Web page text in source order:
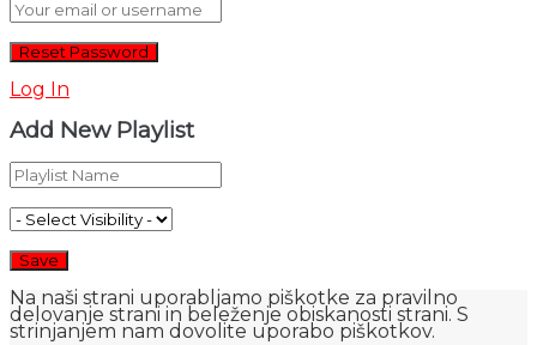
Log In
Add New Playlist
Na naši strani uporabljamo piškotke za pravilno
delovanje strani in beleženje obiskanosti strani. S
strinjanjem nam dovolite uporabo piškotkov.